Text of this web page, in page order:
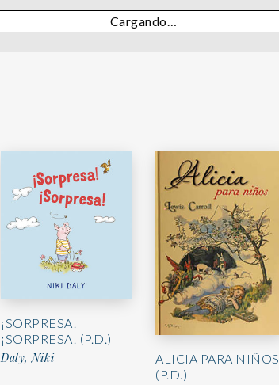
Cargando…
¡SORPRESA!
¡SORPRESA! (P.D.)
Daly, Niki
ALICIA PARA NIÑOS
(P.D.)